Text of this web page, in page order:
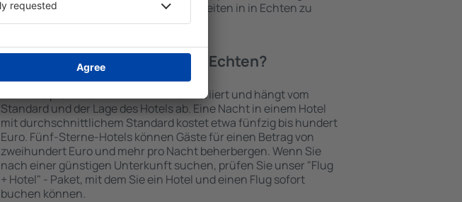
den Spuren der größten Sehenswürdigkeiten in in Echten zu
unternehmen.
Wie viel kostet ein Hotel in in Echten?
Der Preis pro Unterkunft in in Echten variiert und hängt vom
Standard und der Lage des Hotels ab. Eine Nacht in einem Hotel
mit durchschnittlichem Standard kostet etwa fünfzig bis hundert
Euro. Fünf-Sterne-Hotels können Gäste für einen Betrag von
zweihundert Euro und mehr pro Nacht beherbergen. Wenn Sie
nach einer günstigen Unterkunft suchen, prüfen Sie unser "Flug
+ Hotel" - Paket, mit dem Sie ein Hotel und einen Flug sofort
buchen können.